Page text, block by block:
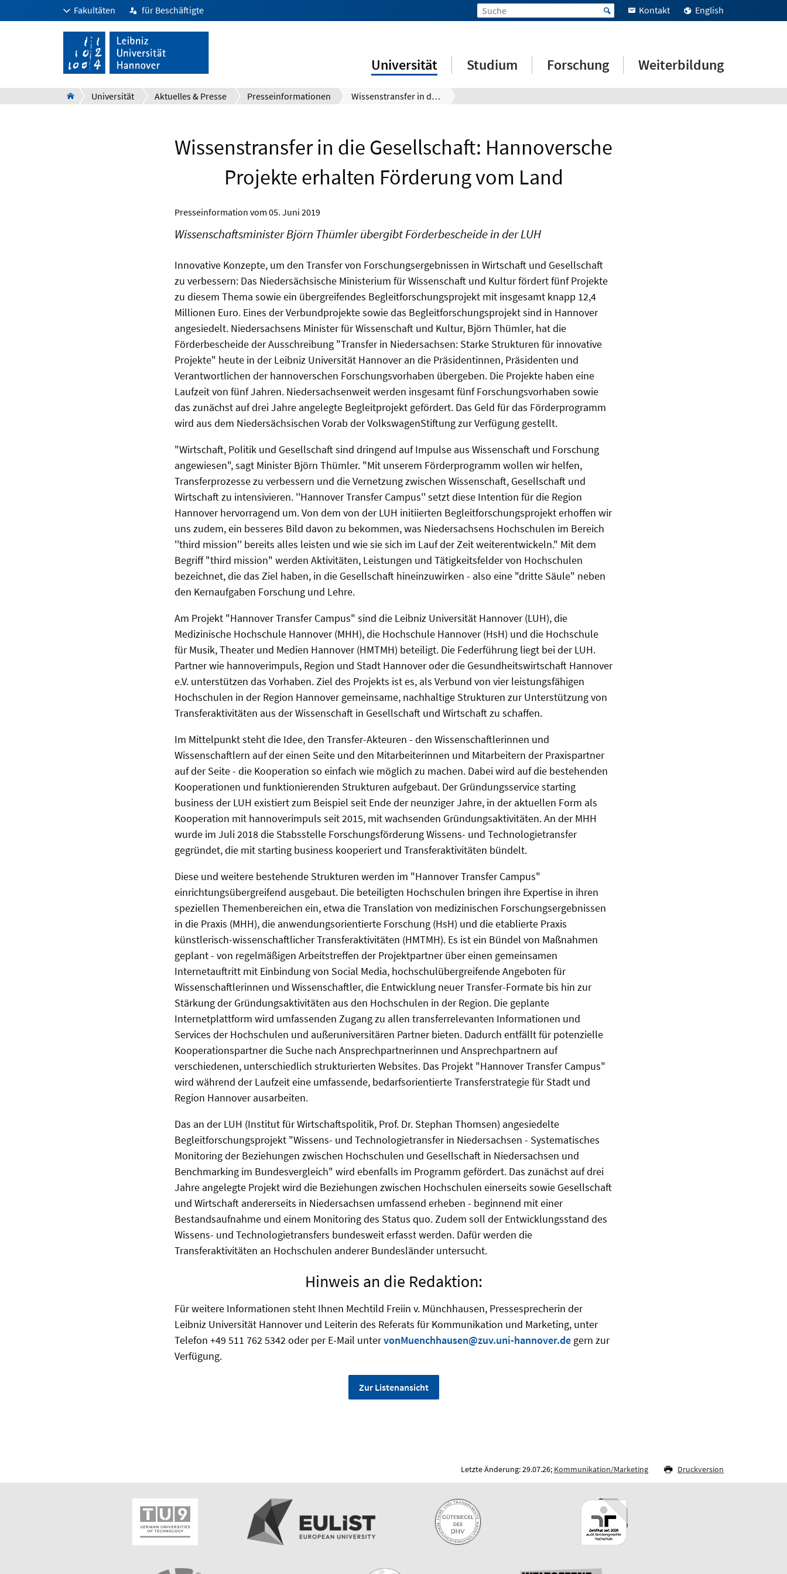
Fakultäten für Beschäftigte Kontakt English
Universität Studium Forschung Weiterbildung
Universität Aktuelles & Presse Presseinformationen Wissenstransfer in die Gesellschaft: Hannoversche Projekte erhalten Förderung vom Land
Wissenstransfer in die Gesellschaft: Hannoversche
Projekte erhalten Förderung vom Land
Presseinformation vom 05. Juni 2019
Wissenschaftsminister Björn Thümler übergibt Förderbescheide in der LUH
Innovative Konzepte, um den Transfer von Forschungsergebnissen in Wirtschaft und Gesellschaft
zu verbessern: Das Niedersächsische Ministerium für Wissenschaft und Kultur fördert fünf Projekte
zu diesem Thema sowie ein übergreifendes Begleitforschungsprojekt mit insgesamt knapp 12,4
Millionen Euro. Eines der Verbundprojekte sowie das Begleitforschungsprojekt sind in Hannover
angesiedelt. Niedersachsens Minister für Wissenschaft und Kultur, Björn Thümler, hat die
Förderbescheide der Ausschreibung "Transfer in Niedersachsen: Starke Strukturen für innovative
Projekte" heute in der Leibniz Universität Hannover an die Präsidentinnen, Präsidenten und
Verantwortlichen der hannoverschen Forschungsvorhaben übergeben. Die Projekte haben eine
Laufzeit von fünf Jahren. Niedersachsenweit werden insgesamt fünf Forschungsvorhaben sowie
das zunächst auf drei Jahre angelegte Begleitprojekt gefördert. Das Geld für das Förderprogramm
wird aus dem Niedersächsischen Vorab der VolkswagenStiftung zur Verfügung gestellt.
"Wirtschaft, Politik und Gesellschaft sind dringend auf Impulse aus Wissenschaft und Forschung
angewiesen", sagt Minister Björn Thümler. "Mit unserem Förderprogramm wollen wir helfen,
Transferprozesse zu verbessern und die Vernetzung zwischen Wissenschaft, Gesellschaft und
Wirtschaft zu intensivieren. ''Hannover Transfer Campus'' setzt diese Intention für die Region
Hannover hervorragend um. Von dem von der LUH initiierten Begleitforschungsprojekt erhoffen wir
uns zudem, ein besseres Bild davon zu bekommen, was Niedersachsens Hochschulen im Bereich
''third mission'' bereits alles leisten und wie sie sich im Lauf der Zeit weiterentwickeln." Mit dem
Begriff "third mission" werden Aktivitäten, Leistungen und Tätigkeitsfelder von Hochschulen
bezeichnet, die das Ziel haben, in die Gesellschaft hineinzuwirken - also eine "dritte Säule" neben
den Kernaufgaben Forschung und Lehre.
Am Projekt "Hannover Transfer Campus" sind die Leibniz Universität Hannover (LUH), die
Medizinische Hochschule Hannover (MHH), die Hochschule Hannover (HsH) und die Hochschule
für Musik, Theater und Medien Hannover (HMTMH) beteiligt. Die Federführung liegt bei der LUH.
Partner wie hannoverimpuls, Region und Stadt Hannover oder die Gesundheitswirtschaft Hannover
e.V. unterstützen das Vorhaben. Ziel des Projekts ist es, als Verbund von vier leistungsfähigen
Hochschulen in der Region Hannover gemeinsame, nachhaltige Strukturen zur Unterstützung von
Transferaktivitäten aus der Wissenschaft in Gesellschaft und Wirtschaft zu schaffen.
Im Mittelpunkt steht die Idee, den Transfer-Akteuren - den Wissenschaftlerinnen und
Wissenschaftlern auf der einen Seite und den Mitarbeiterinnen und Mitarbeitern der Praxispartner
auf der Seite - die Kooperation so einfach wie möglich zu machen. Dabei wird auf die bestehenden
Kooperationen und funktionierenden Strukturen aufgebaut. Der Gründungsservice starting
business der LUH existiert zum Beispiel seit Ende der neunziger Jahre, in der aktuellen Form als
Kooperation mit hannoverimpuls seit 2015, mit wachsenden Gründungsaktivitäten. An der MHH
wurde im Juli 2018 die Stabsstelle Forschungsförderung Wissens- und Technologietransfer
gegründet, die mit starting business kooperiert und Transferaktivitäten bündelt.
Diese und weitere bestehende Strukturen werden im "Hannover Transfer Campus"
einrichtungsübergreifend ausgebaut. Die beteiligten Hochschulen bringen ihre Expertise in ihren
speziellen Themenbereichen ein, etwa die Translation von medizinischen Forschungsergebnissen
in die Praxis (MHH), die anwendungsorientierte Forschung (HsH) und die etablierte Praxis
künstlerisch-wissenschaftlicher Transferaktivitäten (HMTMH). Es ist ein Bündel von Maßnahmen
geplant - von regelmäßigen Arbeitstreffen der Projektpartner über einen gemeinsamen
Internetauftritt mit Einbindung von Social Media, hochschulübergreifende Angeboten für
Wissenschaftlerinnen und Wissenschaftler, die Entwicklung neuer Transfer-Formate bis hin zur
Stärkung der Gründungsaktivitäten aus den Hochschulen in der Region. Die geplante
Internetplattform wird umfassenden Zugang zu allen transferrelevanten Informationen und
Services der Hochschulen und außeruniversitären Partner bieten. Dadurch entfällt für potenzielle
Kooperationspartner die Suche nach Ansprechpartnerinnen und Ansprechpartnern auf
verschiedenen, unterschiedlich strukturierten Websites. Das Projekt "Hannover Transfer Campus"
wird während der Laufzeit eine umfassende, bedarfsorientierte Transferstrategie für Stadt und
Region Hannover ausarbeiten.
Das an der LUH (Institut für Wirtschaftspolitik, Prof. Dr. Stephan Thomsen) angesiedelte
Begleitforschungsprojekt "Wissens- und Technologietransfer in Niedersachsen - Systematisches
Monitoring der Beziehungen zwischen Hochschulen und Gesellschaft in Niedersachsen und
Benchmarking im Bundesvergleich" wird ebenfalls im Programm gefördert. Das zunächst auf drei
Jahre angelegte Projekt wird die Beziehungen zwischen Hochschulen einerseits sowie Gesellschaft
und Wirtschaft andererseits in Niedersachsen umfassend erheben - beginnend mit einer
Bestandsaufnahme und einem Monitoring des Status quo. Zudem soll der Entwicklungsstand des
Wissens- und Technologietransfers bundesweit erfasst werden. Dafür werden die
Transferaktivitäten an Hochschulen anderer Bundesländer untersucht.
Hinweis an die Redaktion:
Für weitere Informationen steht Ihnen Mechtild Freiin v. Münchhausen, Pressesprecherin der
Leibniz Universität Hannover und Leiterin des Referats für Kommunikation und Marketing, unter
Telefon +49 511 762 5342 oder per E-Mail untervonMuenchhausen@zuv.uni-hannover.de gern zur
Verfügung.
Zur Listenansicht
Letzte Änderung: 29.07.26; Kommunikation/Marketing Druckversion